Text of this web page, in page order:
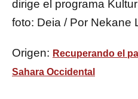
dirige el programa
foto: Deia / Por Nekane
Origen: Recuperando el
Sahara Occidental